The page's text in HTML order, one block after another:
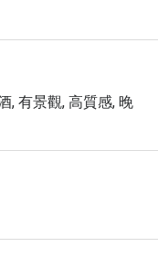
提供了一個放鬆身
」、「hill」等，
特的體驗，或許伴
您的旅程增添額外
受高品質的度假村
值。
, 有景觀, 高質感, 晚